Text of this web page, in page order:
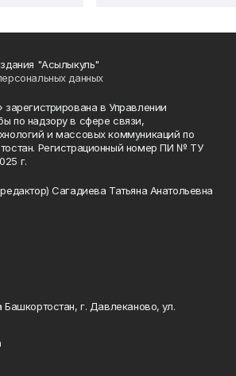
"Асылыкуль"
данных
зарегистрирована в Управлении
по надзору в сфере связи,
и массовых коммуникаций по
Регистрационный номер ПИ № ТУ
г.
Сагадиева Татьяна Анатольевна
г. Давлеканово, ул.